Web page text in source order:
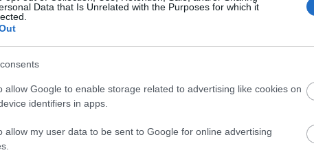
Data that Is Unrelated with the Purposes for which it
allow Google to enable storage related to advertising like cookies on
identifiers in apps.
allow my user data to be sent to Google for online advertising
(szöveg/zene: Kollár-Klemencz László)
szerettünk volna egy teljes szomorú
de erre a dalra futotta. Összességében
minden, amit egy lemezre szántunk.
Klemencz László)
hogy magunkat juttattuk el oda, ahol most
állapota is, mert az is megérne egy társadalmi
a klíma vészhelyzettel.
Borbély Szilárd / zene: Kollár-Klemencz